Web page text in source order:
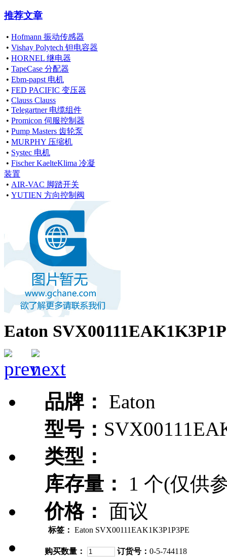
推荐文章
• Hofmann 振动传感器
• Vishay Polytech 钽电容器
• HORNEL 继电器
• TapeCase 分配器
• Ebm-papst 电机
• FED PACIFIC 变压器
• Clauss Clauss
• Telegartner 电缆组件
• Promicon 伺服控制器
• Pump Masters 齿轮泵
• MURPHY 压缩机
• Systec 电机
• Fischer KaelteKlima 冷凝
装置
• AIR-VAC 脚踏开关
• YUTIEN 方向控制阀
Eaton
品牌：
Eaton
型号：
类型：
库存量：
1 个(仅供
价格： 面议
标签： Eaton SVX00111EAK1K3P1P3PE
购买数量： 订货号： 0-5-744118